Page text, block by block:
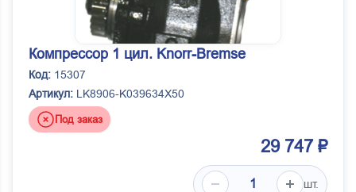
Компрессор 1 цил. Knorr-Bremse
Код: 15307
Артикул: LK8906-K039634X50
Под заказ
29 747 ₽
шт.